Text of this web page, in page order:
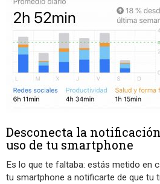
Desconecta la
uso de tu smartphone
Es lo que te faltaba: estás metido en
tu smartphone a notificarte de que tu